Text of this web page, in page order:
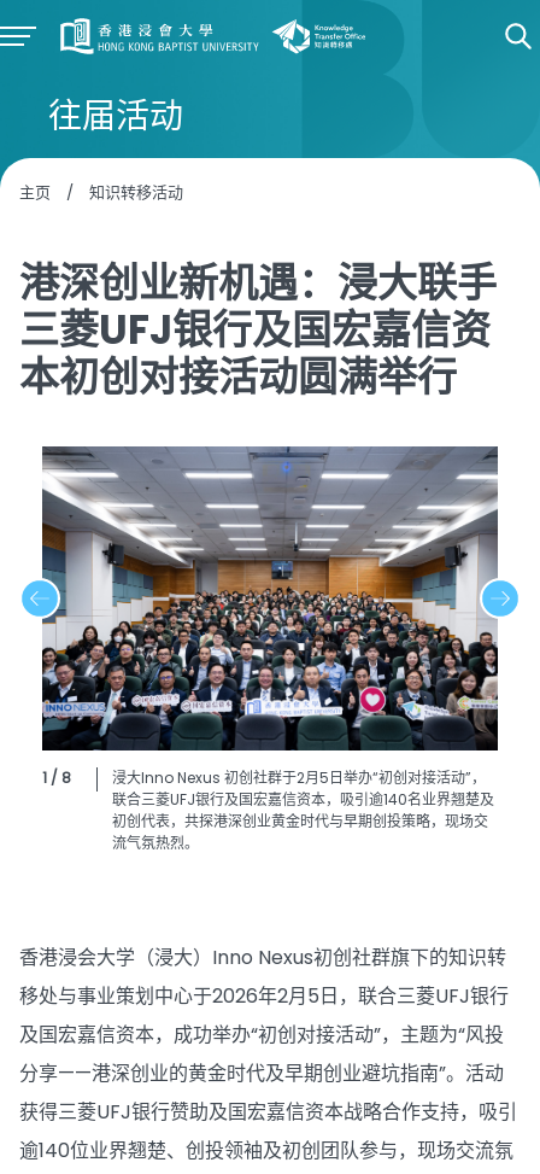
往届活动
主页 / 知识转移活动
港深创业新机遇：浸大联手
三菱UFJ银行及国宏嘉信资
本初创对接活动圆满举行
1 / 8
浸大Inno Nexus 初创社群于2月5日举办“初创对接活动”，
联合三菱UFJ银行及国宏嘉信资本，吸引逾140名业界翘楚及
初创代表，共探港深创业黄金时代与早期创投策略，现场交
流气氛热烈。
香港浸会大学（浸大）Inno Nexus初创社群旗下的知识转
移处与事业策划中心于2026年2月5日，联合三菱UFJ银行
及国宏嘉信资本，成功举办“初创对接活动”，主题为“风投
分享——港深创业的黄金时代及早期创业避坑指南”。活动
获得三菱UFJ银行赞助及国宏嘉信资本战略合作支持，吸引
逾140位业界翘楚、创投领袖及初创团队参与，现场交流氛